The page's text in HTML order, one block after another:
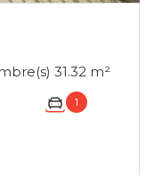
Appartement 1 pièce(s) 1 chambre(s) 31.32 m²
1